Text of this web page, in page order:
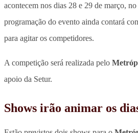
acontecem nos dias 28 e 29 de março,
programação do evento ainda contará
para agitar os competidores.
A competição será realizada pelo
apoio da Setur.
Shows irão animar os